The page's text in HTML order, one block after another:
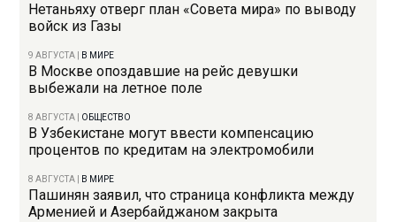
Нетаньяху отверг план «Совета мира» по выводу
войск из Газы
9 АВГУСТА В МИРЕ
В Москве опоздавшие на рейс девушки
выбежали на летное поле
8 АВГУСТА ОБЩЕСТВО
В Узбекистане могут ввести компенсацию
процентов по кредитам на электромобили
8 АВГУСТА В МИРЕ
Пашинян заявил, что страница конфликта между
Арменией и Азербайджаном закрыта